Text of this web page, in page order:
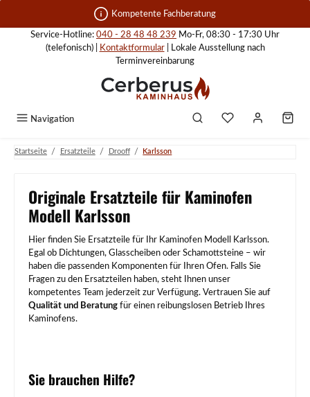
Zum Hauptinhalt springen Kompetente Fachberatung
Service-Hotline: 040 - 28 48 48 239 Mo-Fr, 08:30 - 17:30 Uhr
(telefonisch) |
Kontaktformular| Lokale Ausstellung nach
Terminvereinbarung
Navigation
Startseite / Ersatzteile / Drooff / Karlsson
Originale Ersatzteile für Kaminofen
Modell Karlsson
Hier finden Sie Ersatzteile für Ihr Kaminofen Modell Karlsson.
Egal ob Dichtungen, Glasscheiben oder Schamottsteine – wir
haben die passenden Komponenten für Ihren Ofen. Falls Sie
Fragen zu den Ersatzteilen haben, steht Ihnen unser
kompetentes Team jederzeit zur Verfügung. Vertrauen Sie auf
Qualität und Beratung für einen reibungslosen Betrieb Ihres
Kaminofens.
Sie brauchen Hilfe?